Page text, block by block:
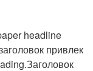
headline
привлек